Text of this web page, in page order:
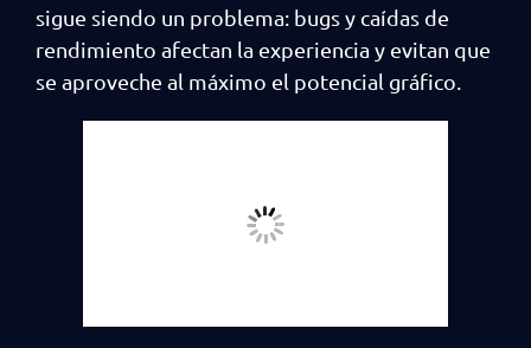
sigue siendo un problema: bugs y caídas de
rendimiento afectan la experiencia y evitan que
se aproveche al máximo el potencial gráfico.